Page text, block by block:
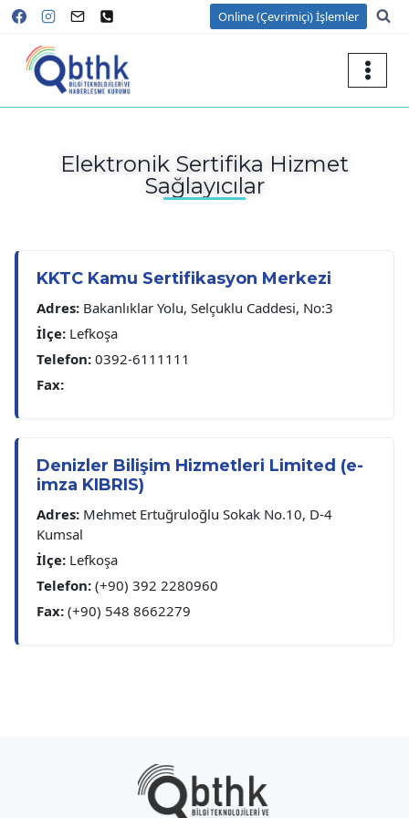
Online (Çevrimiçi) İşlemler
Elektronik Sertifika Hizmet
Sağlayıcılar
KKTC Kamu Sertifikasyon Merkezi
Adres: Bakanlıklar Yolu, Selçuklu Caddesi, No:3
İlçe: Lefkoşa
Telefon: 0392-6111111
Fax:
Denizler Bilişim Hizmetleri Limited (e-
imza KIBRIS)
Adres: Mehmet Ertuğruloğlu Sokak No.10, D-4
Kumsal
İlçe: Lefkoşa
Telefon: (+90) 392 2280960
Fax: (+90) 548 8662279